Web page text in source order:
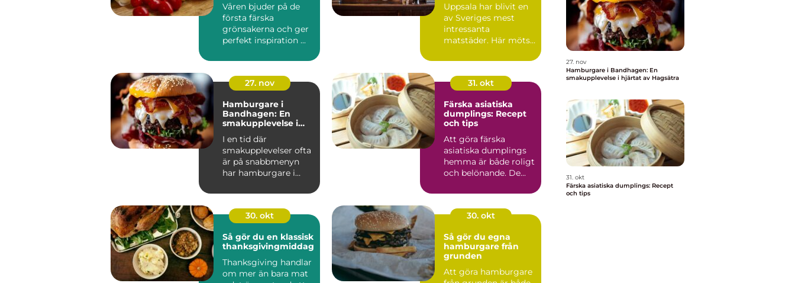
Våren bjuder på de
första färska
grönsakerna och ger
perfekt inspiration ...
Uppsala har blivit en
av Sveriges mest
intressanta
matstäder. Här möts
27. nov
Hamburgare i
Bandhagen: En
smakupplevelse i
I en tid där
smakupplevelser ofta
är på snabbmenyn
har hamburgare i
31. okt
Färska asiatiska
dumplings: Recept
och tips
Att göra färska
asiatiska dumplings
hemma är både roligt
och belönande. De...
30. okt
Så gör du en klassisk
thanksgivingmiddag
Thanksgiving handlar
om mer än bara mat
30. okt
Så gör du egna
hamburgare från
grunden
Att göra hamburgare
27. nov
Hamburgare i Bandhagen: En
smakupplevelse i hjärtat av Hagsätra
31. okt
Färska asiatiska dumplings: Recept
och tips